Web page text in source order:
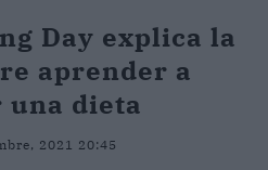
Day explica la
aprender a
una dieta
2021 20:45